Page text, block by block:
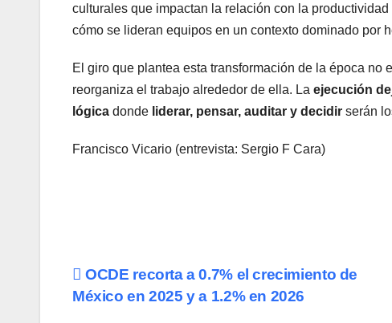
culturales que impactan la relación con la
cómo se lideran equipos en un contexto dominado por
El giro que plantea esta transformación de la época
reorganiza el trabajo alrededor de ella. La ejecución
lógica donde liderar, pensar, auditar y decidir serán
Francisco Vicario (entrevista: Sergio F Cara)
Navegación
OCDE recorta a 0.7% el crecimiento de
México en 2025 y a 1.2% en 2026